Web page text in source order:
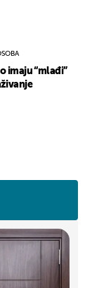
imaju “mlađi”